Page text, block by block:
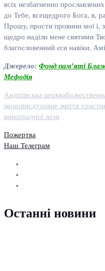
всіх незбагненно
до Тебе, всещедрого Бога, я,
Прошу, прости провини мої і,
щедро наділи мене святими
благословенний єси навіки.
Джерело: Фонд пам’яті
Мефодія
Андріївська церква
іконописдуховне життя
виноградної лози
Пожертва
Наш Телеграм
Останні новини